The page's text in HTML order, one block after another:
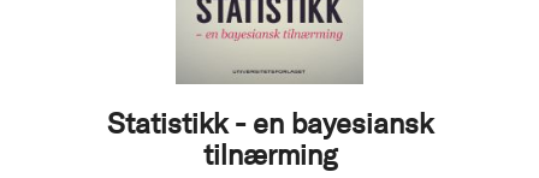
Statistikk - en bayesiansk
tilnærming